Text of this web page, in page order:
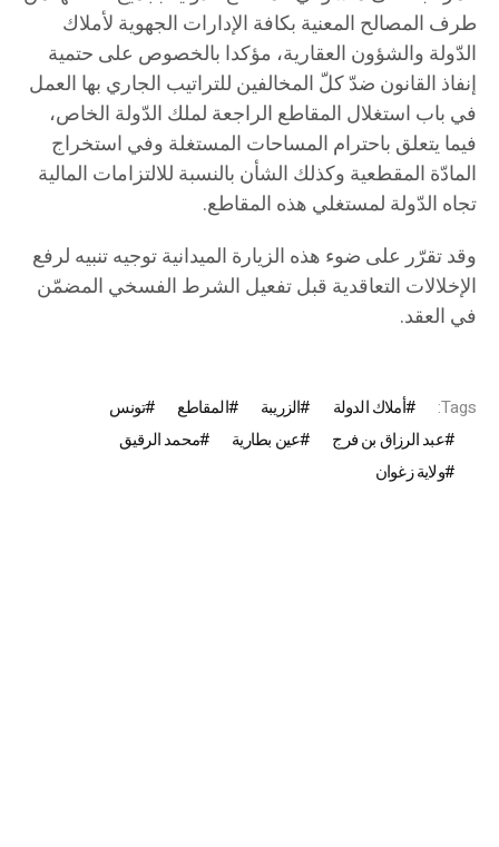
طرف المصالح المعنية بكافة الإدارات الجهوية لأملاك
الدّولة والشؤون العقارية، مؤكدا بالخصوص على حتمية
إنفاذ القانون ضدّ كلّ المخالفين للتراتيب الجاري بها العمل
في باب استغلال المقاطع الراجعة لملك الدّولة الخاص،
فيما يتعلق باحترام المساحات المستغلة وفي استخراج
المادّة المقطعية وكذلك الشأن بالنسبة للالتزامات المالية
تجاه الدّولة لمستغلي هذه المقاطع.
وقد تقرّر على ضوء هذه الزيارة الميدانية توجيه تنبيه لرفع
الإخلالات التعاقدية قبل تفعيل الشرط الفسخي المضمّن
في العقد.
Tags: أملاك الدولة الزريبة المقاطع
تونس
عبد الرزاق بن فرج
عين بطارية
محمد الرقيق
ولاية زغوان